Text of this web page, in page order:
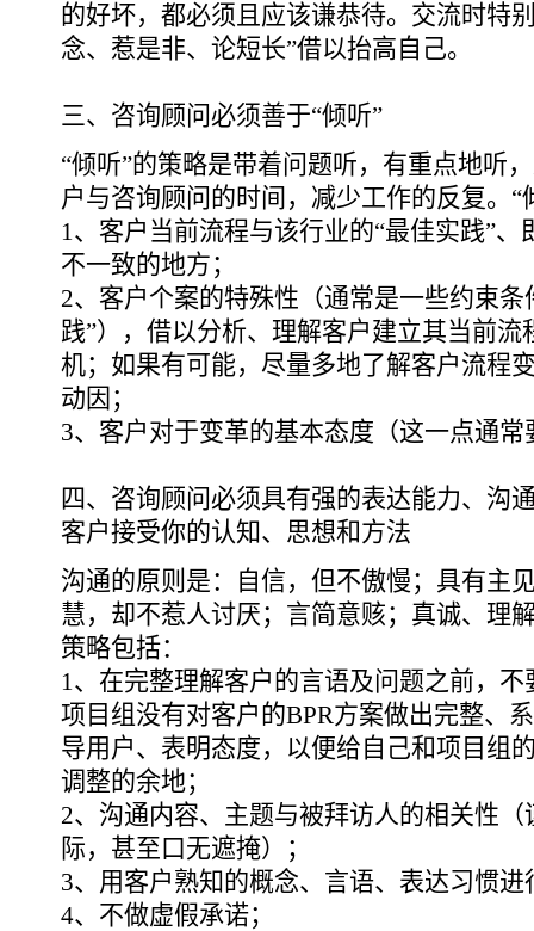
的好坏，都必须且应该谦恭待。交流时特
念、惹是非、论短长”借以抬高自己。
三、咨询顾问必须善于“倾听”
“倾听”的策略是带着问题听，有重点地听
户与咨询顾问的时间，减少工作的反复。“
1、客户当前流程与该行业的“最佳实践”
不一致的地方；
2、客户个案的特殊性（通常是一些约束
践”），借以分析、理解客户建立其当前
机；如果有可能，尽量多地了解客户流程
动因；
3、客户对于变革的基本态度（这一点通常
四、咨询顾问必须具有强的表达能力、沟
客户接受你的认知、思想和方法
沟通的原则是：自信，但不傲慢；具有主
慧，却不惹人讨厌；言简意赅；真诚、理
策略包括：
1、在完整理解客户的言语及问题之前，
项目组没有对客户的BPR方案做出完整、
导用户、表明态度，以便给自己和项目组
调整的余地；
2、沟通内容、主题与被拜访人的相关性
际，甚至口无遮掩）；
3、用客户熟知的概念、言语、表达习惯进
4、不做虚假承诺；